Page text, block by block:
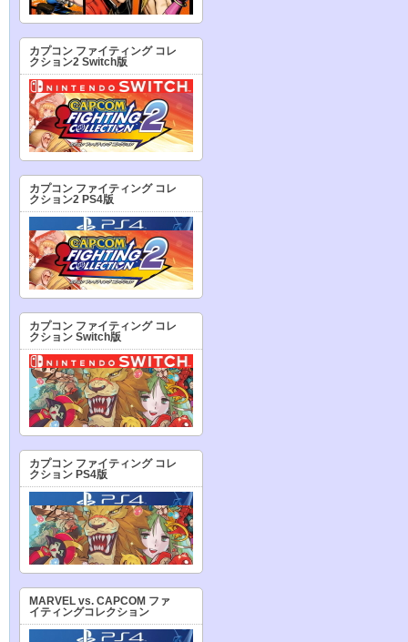
カプコン ファイティング コレ
クション2 Switch版
カプコン ファイティング コレ
クション2 PS4版
カプコン ファイティング コレ
クション Switch版
カプコン ファイティング コレ
クション PS4版
MARVEL vs. CAPCOM ファ
イティングコレクション